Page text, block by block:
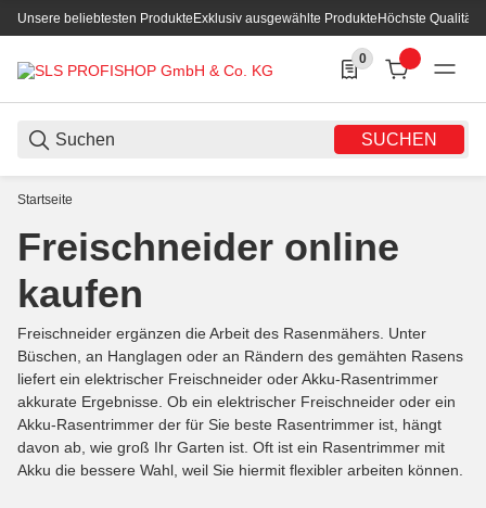
Unsere beliebtesten ProdukteExklusiv ausgewählte ProdukteHöchste Qualität
SUCHEN
0
0 Produkte in der
Startseite
Freischneider online
kaufen
Freischneider ergänzen die Arbeit des Rasenmähers. Unter
Büschen, an Hanglagen oder an Rändern des gemähten Rasens
liefert ein elektrischer Freischneider oder Akku-Rasentrimmer
akkurate Ergebnisse. Ob ein elektrischer Freischneider oder ein
Akku-Rasentrimmer der für Sie beste Rasentrimmer ist, hängt
davon ab, wie groß Ihr Garten ist. Oft ist ein Rasentrimmer mit
Akku die bessere Wahl, weil Sie hiermit flexibler arbeiten können.